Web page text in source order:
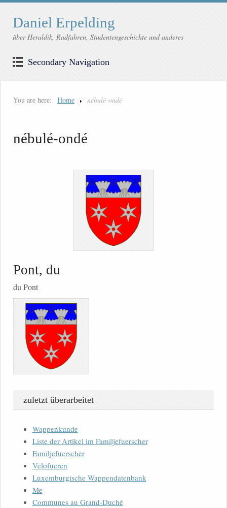
Daniel Erpelding
über Heraldik, Radfahren, Studentengeschichte und anderes
Secondary Navigation
You are here: Home nébulé-ondé
nébulé-ondé
Pont, du
du Pont
zuletzt überarbeitet
Wappenkunde
Liste der Artikel im Familjefuerscher
Familjefuerscher
Velofueren
Luxemburgische Wappendatenbank
Me
Communes au Grand-Duché